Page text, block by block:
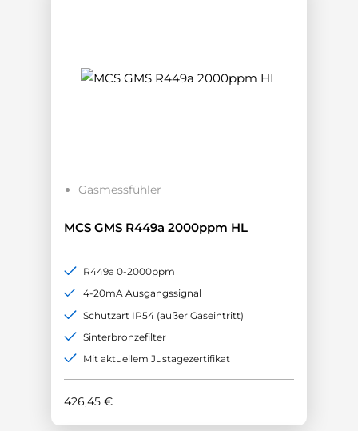
Gasmessfühler
MCS GMS R449a 2000ppm HL
426,45 €
R449a 0-2000ppm
4-20mA Ausgangssignal
Schutzart IP54 (außer Gaseintritt)
Sinterbronzefilter
Mit aktuellem Justagezertifikat